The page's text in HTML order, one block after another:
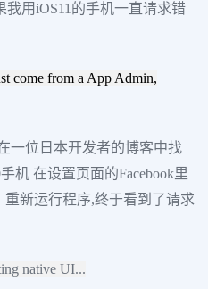
用iOS11的手机一直请求错
come from a App Admin,
一位日本开发者的博客中找
机 在设置页面的Facebook里
重新运行程序,终于看到了请求
native UI...